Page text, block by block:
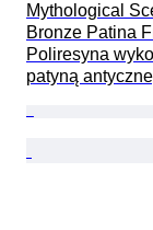
Mythological
Bronze Patina
Poliresyna
patyną